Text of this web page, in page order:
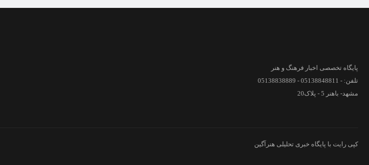
پایگاه تخصصی اخبار فرهنگ و هنر
تلفن: - 05138848811 - 05138838889
مشهد- باهنر 5 - پلاک20
کپی رایت با پایگاه خبری تحلیلی هنرآگین